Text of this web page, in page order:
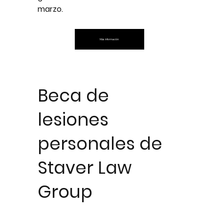
marzo.
Más información
Beca de
lesiones
personales de
Staver Law
Group